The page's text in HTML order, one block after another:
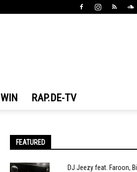
WIN RAP.DE-TV
FEATURED
DJ Jeezy feat. Faroon,